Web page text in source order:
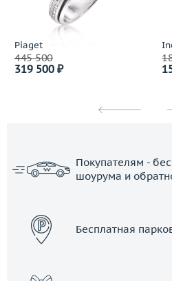
Piaget
445 500
319 500 ₽
Покупателям -
шоурума и
Бесплатная